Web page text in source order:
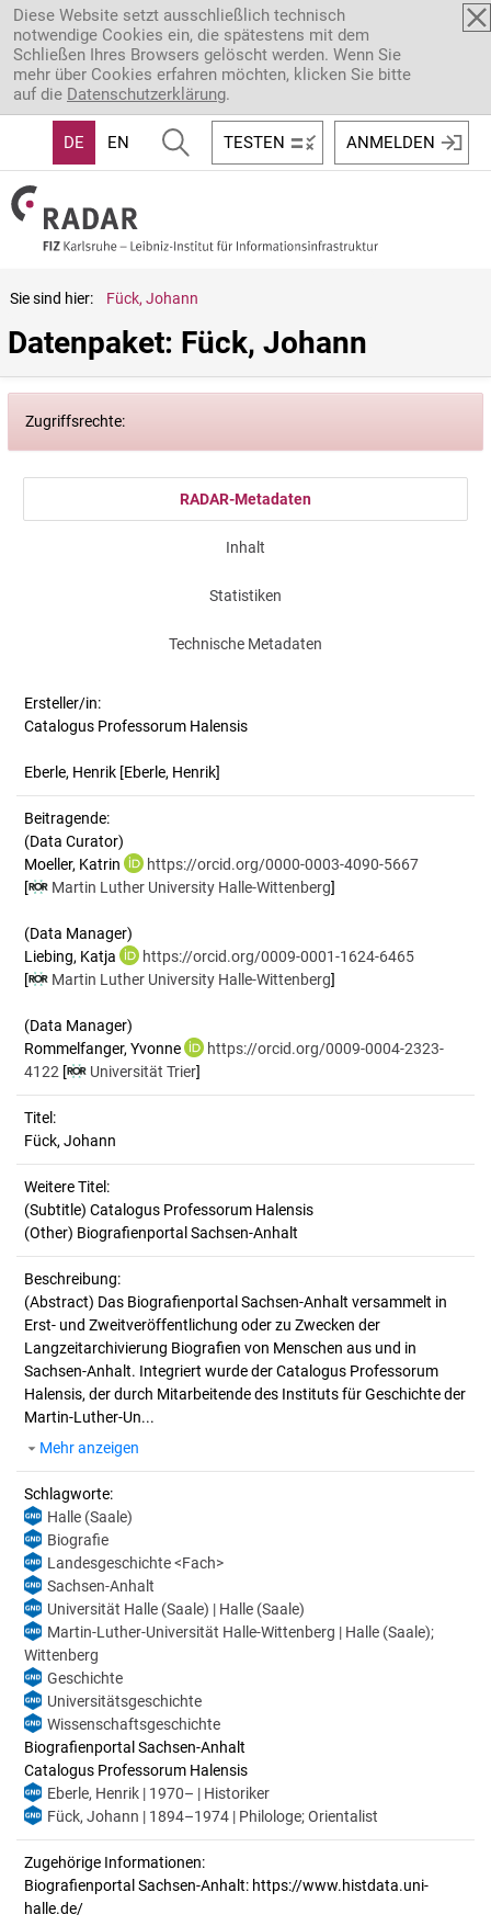
Direkt zum Inhalt
Diese Website setzt ausschließlich technisch
notwendige Cookies ein, die spätestens mit dem
Schließen Ihres Browsers gelöscht werden. Wenn Sie
mehr über Cookies erfahren möchten, klicken Sie bitte
auf die Datenschutzerklärung.
DE EN TESTEN ANMELDEN
Sie sind hier: Fück, Johann
Datenpaket: Fück, Johann
Zugriffsrechte:
RADAR-Metadaten
Inhalt
Statistiken
Technische Metadaten
Ersteller/in:
Catalogus Professorum Halensis
Eberle, Henrik [Eberle, Henrik]
Beitragende:
(Data Curator)
Moeller, Katrin
https://orcid.org/0000-0003-4090-5667
[
Martin Luther University Halle-Wittenberg]
(Data Manager)
Liebing, Katja
https://orcid.org/0009-0001-1624-6465
[
Martin Luther University Halle-Wittenberg]
(Data Manager)
Rommelfanger, Yvonne
https://orcid.org/0009-0004-2323-
4122 [ Universität Trier]
Titel:
Fück, Johann
Weitere Titel:
(Subtitle) Catalogus Professorum Halensis
(Other) Biografienportal Sachsen-Anhalt
Beschreibung:
(Abstract) Das Biografienportal Sachsen-Anhalt versammelt in
Erst- und Zweitveröffentlichung oder zu Zwecken der
Langzeitarchivierung Biografien von Menschen aus und in
Sachsen-Anhalt. Integriert wurde der Catalogus Professorum
Halensis, der durch Mitarbeitende des Instituts für Geschichte der
Martin-Luther-Un...
Mehr anzeigen
Schlagworte:
Halle (Saale)
Biografie
Landesgeschichte <Fach>
Sachsen-Anhalt
Universität Halle (Saale) | Halle (Saale)
Martin-Luther-Universität Halle-Wittenberg | Halle (Saale);
Wittenberg
Geschichte
Universitätsgeschichte
Wissenschaftsgeschichte
Biografienportal Sachsen-Anhalt
Catalogus Professorum Halensis
Eberle, Henrik | 1970– | Historiker
Fück, Johann | 1894–1974 | Philologe; Orientalist
Zugehörige Informationen:
Biografienportal Sachsen-Anhalt: https://www.histdata.uni-
halle.de/